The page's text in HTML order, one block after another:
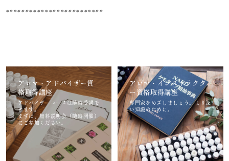
*************************
アロマ・アドバイザー資
格取得講座
アドバイザーコースは随時受講で
きます。
まずは、無料説明会（随時開催）
にご参加ください。
アロマ・インストラクタ
ー資格取得講座
専門家をめざしましょう。より深
い知識のために。